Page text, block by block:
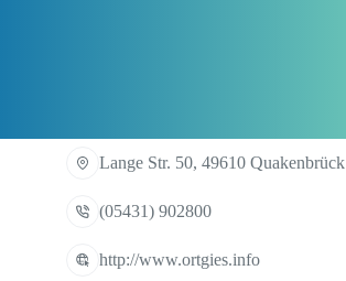
Lange Str. 50, 49610 Quakenbrück
(05431) 902800
http://www.ortgies.info